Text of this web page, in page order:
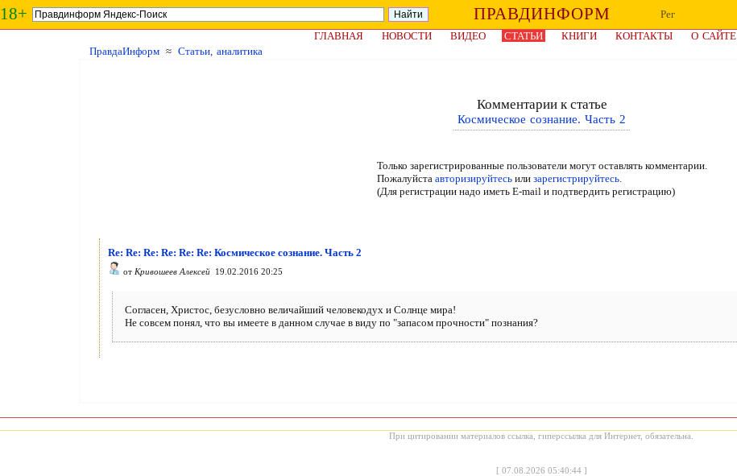
18+ ПРАВДИНФОРМ
Рег
ГЛАВНАЯ
НОВОСТИ ВИДЕО СТАТЬИ КНИГИ КОНТАКТЫ О САЙТЕ
ПравдаИнформ ≈ Статьи, аналитика
Комментарии к статье
Космическое сознание. Часть 2
Только зарегистрированные пользователи могут оставлять комментарии.
Пожалуйста авторизируйтесьили зарегистрируйтесь.
(Для регистрации надо иметь E-mail и подтвердить регистрацию)
Re: Re: Re: Re: Re: Re: Космическое сознание. Часть 2
от Кривошеев Алексей 19.02.2016 20:25
Согласен, Христос, безусловно величайший человекодух и Солнце мира!
Не совсем понял, что вы имеете в данном случае в виду по "запасом прочности" познания?
При цитировании материалов ссылка, гиперссылка для Интернет, обязательна.
[ 07.08.2026 05:40:44]